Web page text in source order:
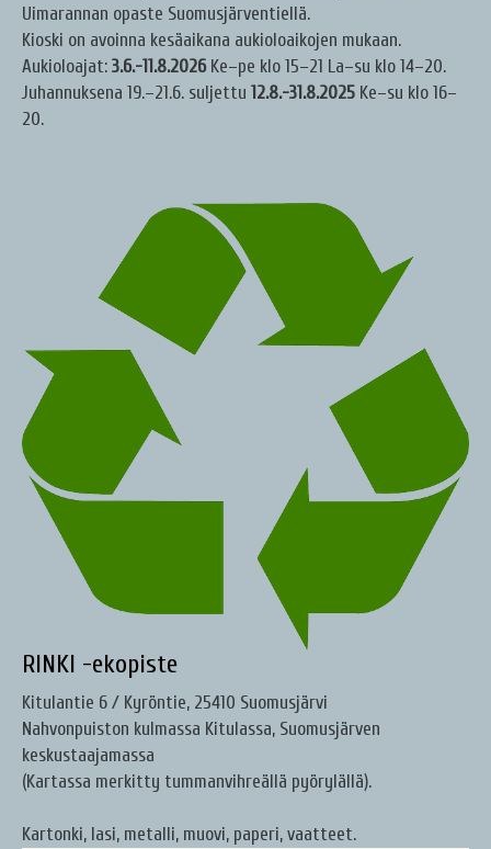
Uimarannan opaste Suomusjärventiellä.
Kioski on avoinna kesäaikana aukioloaikojen mukaan.
Aukioloajat: 3.6.-11.8.2026 Ke–pe klo 15–21 La–su klo 14–20.
Juhannuksena 19.–21.6. suljettu 12.8.-31.8.2025 Ke–su klo 16–
20.
RINKI -ekopiste
Kitulantie 6 / Kyröntie, 25410 Suomusjärvi
Nahvonpuiston kulmassa Kitulassa, Suomusjärven
keskustaajamassa
(Kartassa merkitty tummanvihreällä pyörylällä).
Kartonki, lasi, metalli, muovi, paperi, vaatteet.